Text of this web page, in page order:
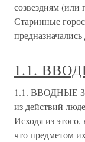
созвездиям (или
Старинные
1.1.
1.1. ВВОДНЫЕ
из действий
Исходя из
что предметом